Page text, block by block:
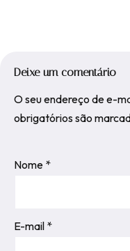
Deixe um comentário
O seu endereço de e-
obrigatórios são
Nome *
E-mail *